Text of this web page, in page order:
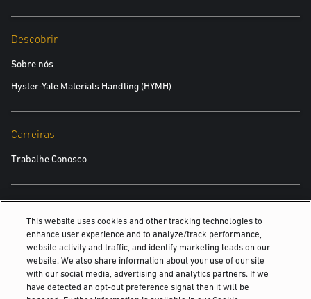
Descobrir
Sobre nós
Hyster-Yale Materials Handling (HYMH)
Carreiras
Trabalhe Conosco
Pneu pneumático para empilhadeiras elétricas de 4 rodas
Empilhadeira retrátil de paletes motorizada
Operador a Bordo Fechado
This website uses cookies and other tracking technologies to
enhance user experience and to analyze/track performance,
website activity and traffic, and identify marketing leads on our
website. We also share information about your use of our site
with our social media, advertising and analytics partners. If we
have detected an opt-out preference signal then it will be